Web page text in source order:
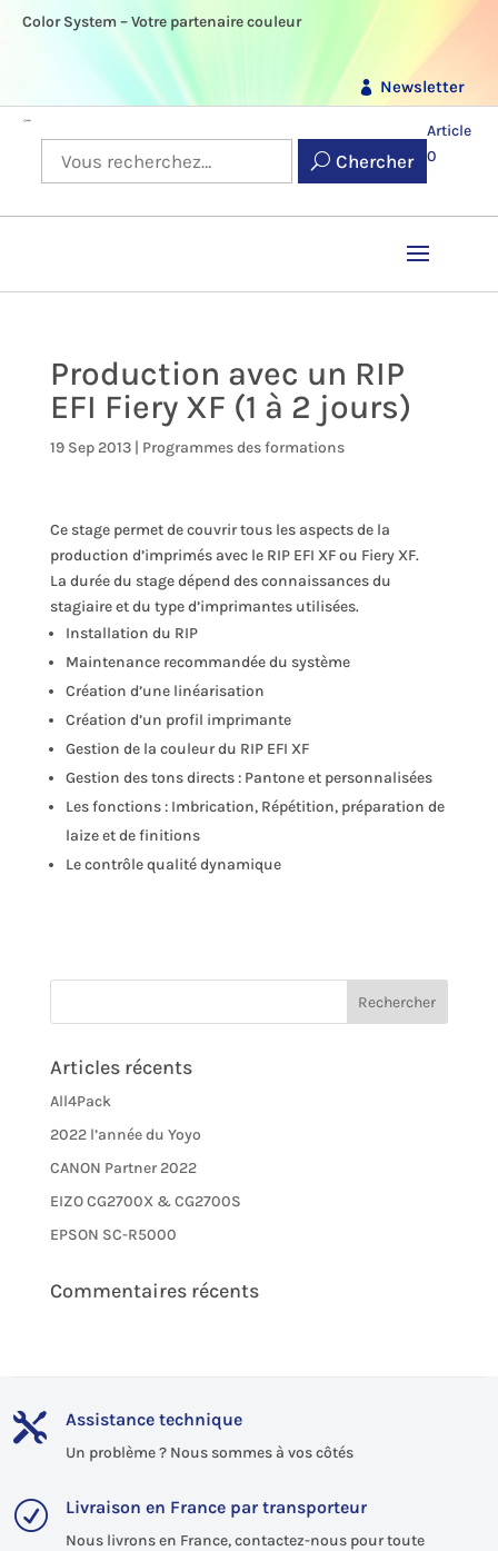
Color System – Votre partenaire couleur
Newsletter
Chercher
Article
0
Production avec un RIP
EFI Fiery XF (1 à 2 jours)
19 Sep 2013| Programmes des formations
Ce stage permet de couvrir tous les aspects de la
production d’imprimés avec le RIP EFI XF ou Fiery XF.
La durée du stage dépend des connaissances du
stagiaire et du type d’imprimantes utilisées.
Installation du RIP
Maintenance recommandée du système
Création d’une linéarisation
Création d’un profil imprimante
Gestion de la couleur du RIP EFI XF
Gestion des tons directs : Pantone et personnalisées
Les fonctions : Imbrication, Répétition, préparation de
laize et de finitions
Le contrôle qualité dynamique
Articles récents
All4Pack
2022 l’année du Yoyo
CANON Partner 2022
EIZO CG2700X & CG2700S
EPSON SC-R5000
Commentaires récents
 Assistance technique
Un problème ? Nous sommes à vos côtés
R Livraison en France par transporteur
Nous livrons en France, contactez-nous pour toute